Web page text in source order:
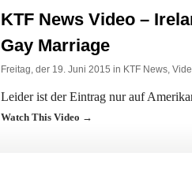
KTF News Video –
Gay Marriage
Freitag, der 19. Juni 2015 in KTF News,
Leider ist der Eintrag nur auf
Watch This Video →